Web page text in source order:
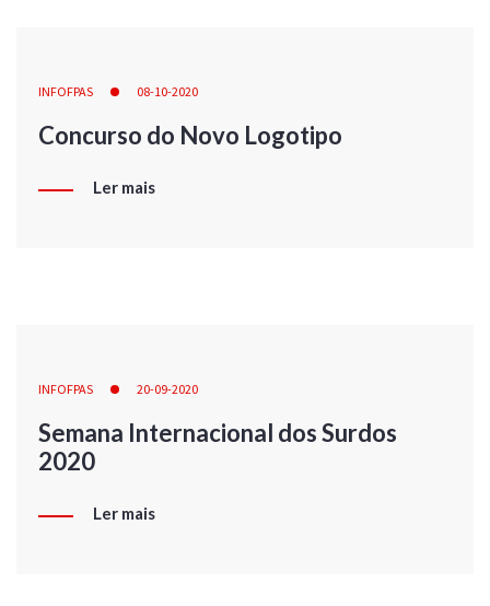
INFOFPAS 08-10-2020
Concurso do Novo Logotipo
Ler mais
INFOFPAS 20-09-2020
Semana Internacional dos Surdos
2020
Ler mais